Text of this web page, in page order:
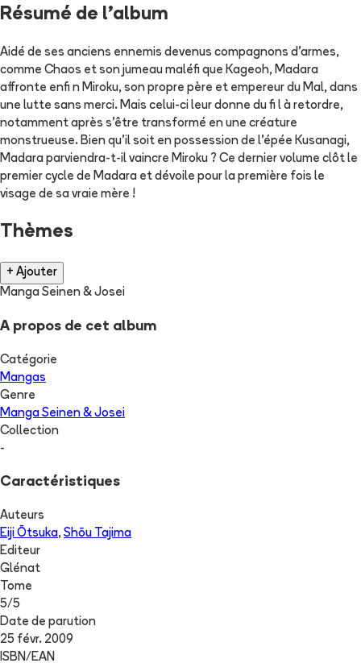
Résumé de l'album
Aidé de ses anciens ennemis devenus compagnons d'armes,
comme Chaos et son jumeau maléfi que Kageoh, Madara
affronte enfi n Miroku, son propre père et empereur du Mal, dans
une lutte sans merci. Mais celui-ci leur donne du fi l à retordre,
notamment après s'être transformé en une créature
monstrueuse. Bien qu'il soit en possession de l'épée Kusanagi,
Madara parviendra-t-il vaincre Miroku ? Ce dernier volume clôt le
premier cycle de Madara et dévoile pour la première fois le
visage de sa vraie mère !
Thèmes
+ Ajouter
Manga Seinen & Josei
A propos de cet album
Catégorie
Mangas
Genre
Manga Seinen & Josei
Collection
-
Caractéristiques
Auteurs
Eiji Ōtsuka, Shōu Tajima
Editeur
Glénat
Tome
5/5
Date de parution
25 févr. 2009
ISBN/EAN